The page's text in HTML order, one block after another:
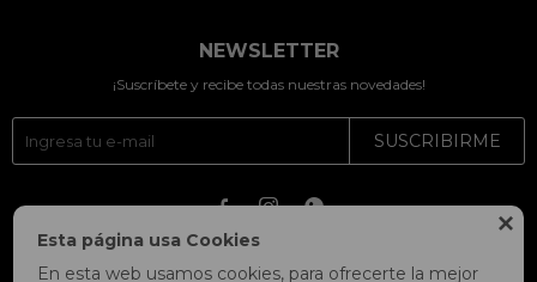

Esta página usa Cookies
En esta web usamos cookies, para ofrecerte la mejor
NEWSLETTER
¡Suscríbete y recibe todas nuestras novedades!
SUSCRIBIRME
  